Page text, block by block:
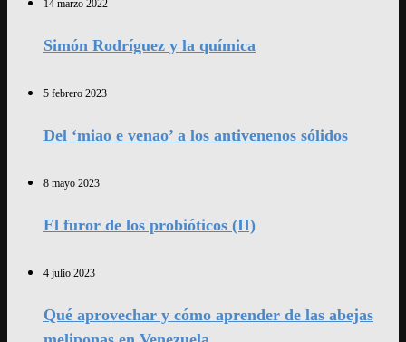
14 marzo 2022
Simón Rodríguez y la química
5 febrero 2023
Del ‘miao e venao’ a los antivenenos sólidos
8 mayo 2023
El furor de los probióticos (II)
4 julio 2023
Qué aprovechar y cómo aprender de las abejas